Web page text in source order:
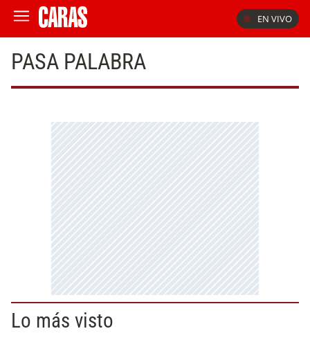
EN VIVO
PASA PALABRA
Lo más visto